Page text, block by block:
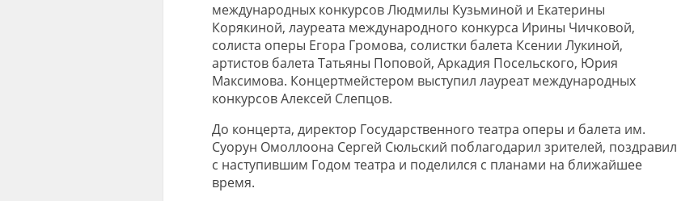
международных конкурсов Людмилы Кузьминой и Екатерины
Корякиной, лауреата международного конкурса Ирины Чичковой,
солиста оперы Егора Громова, солистки балета Ксении Лукиной,
артистов балета Татьяны Поповой, Аркадия Посельского, Юрия
Максимова. Концертмейстером выступил лауреат международных
конкурсов Алексей Слепцов.
До концерта, директор Государственного театра оперы и балета им.
Суорун Омоллоона Сергей Сюльский поблагодарил зрителей, поздравил
с наступившим Годом театра и поделился с планами на ближайшее
время.